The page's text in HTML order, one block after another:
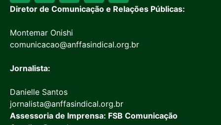
Diretor de Comunicação e Relações Públicas:
Montemar Onishi
comunicacao@anffasindical.org.br
Jornalista:
Danielle Santos
jornalista@anffasindical.org.br
Assessoria de Imprensa: FSB Comunicação